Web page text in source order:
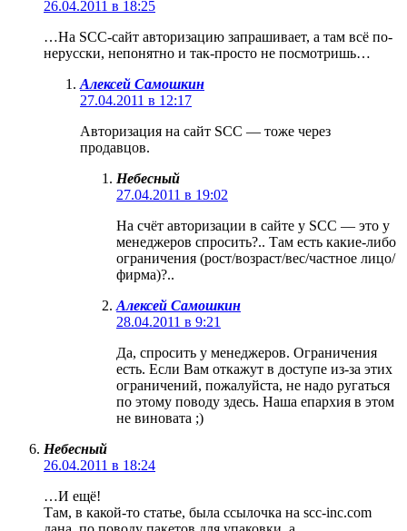
26.04.2011 в 18:25
…На SCC-сайт авторизацию запрашивает, а там всё по-
нерусски, непонятно и так-просто не посмотришь…
Алексей Самошкин
27.04.2011 в 12:17
Авторизация на сайт SCC — тоже через
продавцов.
Небесный
27.04.2011 в 19:02
На счёт авторизации в сайте у SCC — это у
менеджеров спросить?.. Там есть какие-либо
ограничения (рост/возраст/вес/частное лицо/
фирма)?..
Алексей Самошкин
28.04.2011 в 9:21
Да, спросить у менеджеров. Ограничения
есть. Если Вам откажут в доступе из-за этих
ограничений, пожалуйста, не надо ругаться
по этому поводу здесь. Наша епархия в этом
не виновата ;)
Небесный
26.04.2011 в 18:24
…И ещё!
Там, в какой-то статье, была ссылочка на scc-inc.com